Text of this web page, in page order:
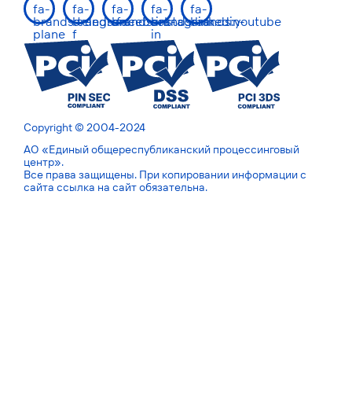
fa-
brands:telegram-
plane
fa-
brands:facebook-
f
fa-
brands:instagram
fa-
brands:linkedin-
in
fa-
brands:youtube
Copyright © 2004-2024
АО «Единый общереспубликанский процессинговый
центр».
Все права защищены. При копировании информации с
сайта ссылка на сайт обязательна.